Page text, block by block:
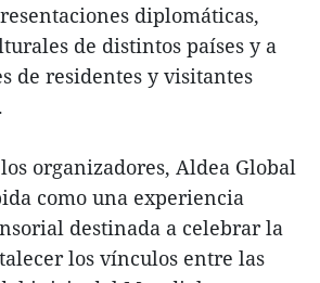
diplomáticas,
de distintos países y a
de residentes y visitantes
organizadores, Aldea Global
como una experiencia
destinada a celebrar la
los vínculos entre las